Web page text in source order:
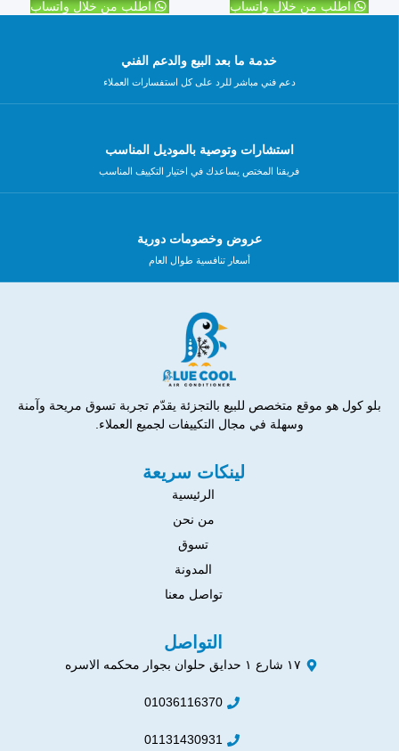
اطلب من خلال واتساب
اطلب من خلال واتساب
خدمة ما بعد البيع والدعم الفني
دعم فني مباشر للرد على كل استفسارات العملاء
استشارات وتوصية بالموديل المناسب
فريقنا المختص يساعدك في اختيار التكييف المناسب
عروض وخصومات دورية
أسعار تنافسية طوال العام
بلو كول هو موقع متخصص للبيع بالتجزئة يقدّم تجربة تسوق مريحة وآمنة
وسهلة في مجال التكييفات لجميع العملاء.
لينكات سريعة
الرئيسية
من نحن
تسوق
المدونة
تواصل معنا
التواصل
١٧ شارع ١ حدايق حلوان بجوار محكمه الاسره
01036116370
01131430931